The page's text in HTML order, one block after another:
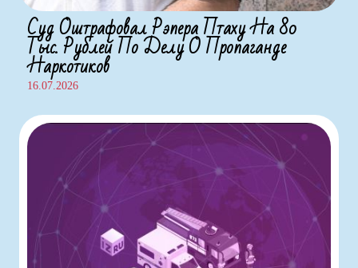
Суд Оштрафовал Рэпера Птаху На 80
Тыс. Рублей По Делу О Пропаганде
Наркотиков
16.07.2026